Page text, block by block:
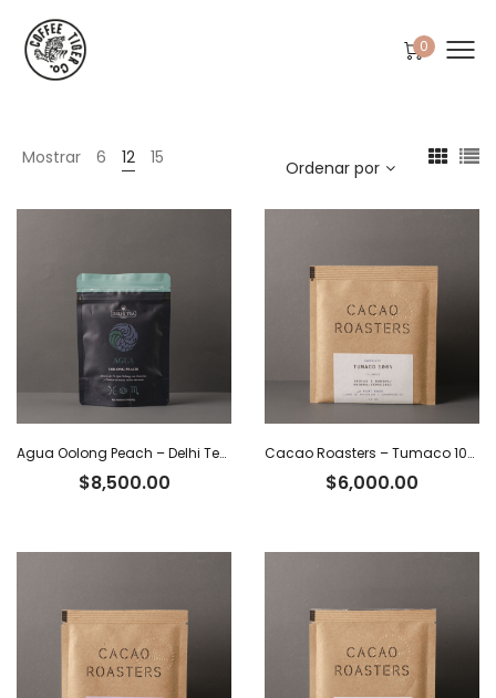
0
Mostrar 6 12 15 Ordenar por
Agua Oolong Peach – Delhi Tea x 40 g
$8,500.00
Cacao Roasters – Tumaco 100% x 40 g
$6,000.00